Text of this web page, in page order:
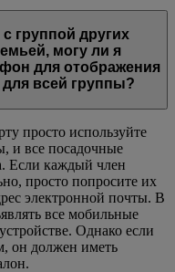
группой других
могу ли я
для отображения
всей группы?
просто используйте
и все посадочные
Если каждый член
просто попросите их
электронной почты. В
все мобильные
Однако если
он должен иметь